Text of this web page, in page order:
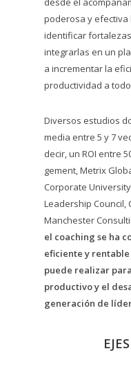
poderosa y
identificar
integrarlas en un
a incrementar la
productividad a
Diversos estudios
media entre 5 y 7
decir, un ROI entre
gement, Metrix
Corporate
Leadership Council,
Manchester
el coaching se ha
eficiente y
puede realizar
productivo y el
generación de